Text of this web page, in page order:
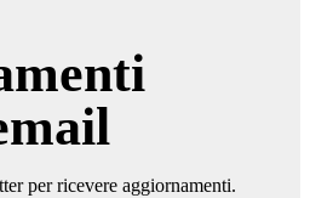
per ricevere aggiornamenti.